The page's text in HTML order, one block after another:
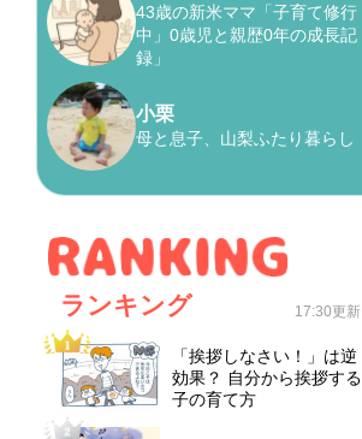
43歳の新米ママ「子育て修行
中」0歳児と親歴0年の成長記
録」
小栗
母と息子、山梨ふたり暮らし
ランキング 17:30更新
「挨拶しなさい！」は逆
効果？ 自分から挨拶する
子の育て方